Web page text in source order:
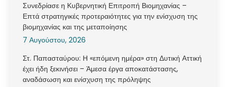
Συνεδρίασε η Κυβερνητική Επιτροπή Βιομηχανίας –
Επτά στρατηγικές προτεραιότητες για την ενίσχυση της
βιομηχανίας και της μεταποίησης
7 Αυγούστου, 2026
Στ. Παπασταύρου: Η «επόμενη ημέρα» στη Δυτική Αττική
έχει ήδη ξεκινήσει – Άμεσα έργα αποκατάστασης,
αναδάσωση και ενίσχυση της πρόληψης